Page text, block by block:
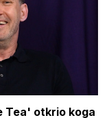
Tea' otkrio koga